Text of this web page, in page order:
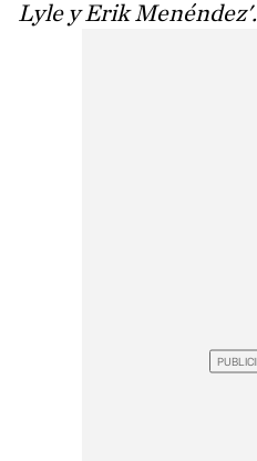
Lyle y Erik Menéndez'.